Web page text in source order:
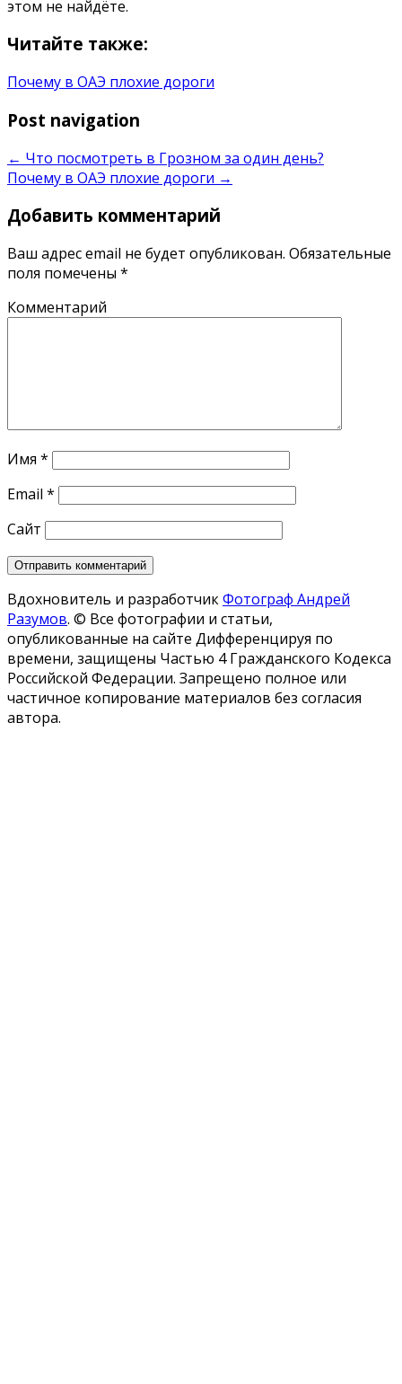
этом не найдёте.
Читайте также:
Почему в ОАЭ плохие дороги
Post navigation
← Что посмотреть в Грозном за один день?
Почему в ОАЭ плохие дороги →
Добавить комментарий
Ваш адрес email не будет опубликован. Обязательные
поля помечены *
Комментарий
Имя *
Email *
Сайт
Вдохновитель и разработчикФотограф Андрей
Разумов. © Все фотографии и статьи,
опубликованные на сайте Дифференцируя по
времени, защищены Частью 4 Гражданского Кодекса
Российской Федерации. Запрещено полное или
частичное копирование материалов без согласия
автора.